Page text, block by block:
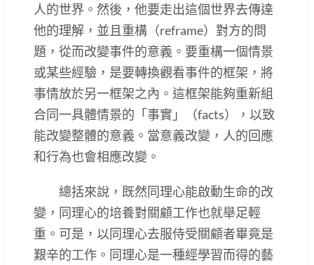
人的世界。然後，他要走出這個世界去傳達
他的理解，並且重構（reframe）對方的問
題，從而改變事件的意義。要重構一個情景
或某些經驗，是要轉換觀看事件的框架，將
事情放於另一框架之內。這框架能夠重新組
合同一具體情景的「事實」（facts），以致
能改變整體的意義。當意義改變，人的回應
和行為也會相應改變。
總括來說，既然同理心能啟動生命的改
變，同理心的培養對關顧工作也就舉足輕
重。可是，以同理心去服侍受關顧者畢竟是
艱辛的工作。同理心是一種經學習而得的藝